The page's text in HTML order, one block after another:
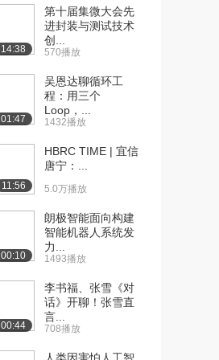
14:38
第十届集微大会先
进封装与测试技术
创...
570播放
01:47
吴恩达聊循环工
程：用三个
Loop，...
1432播放
11:56
HBRC TIME | 宜信
唐宁：...
5.0万播放
00:10
朗极智能面向构建
智能机器人系统发
力...
1493播放
00:44
李书福、张雪《对
话》开聊！张雪直
言...
708播放